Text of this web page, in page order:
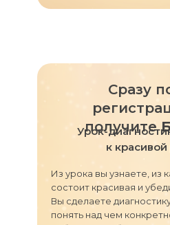
Сразу
получите
Урок-
к
Из урока вы узнаете, из
состоит красивая и
Вы сделаете
понять над чем